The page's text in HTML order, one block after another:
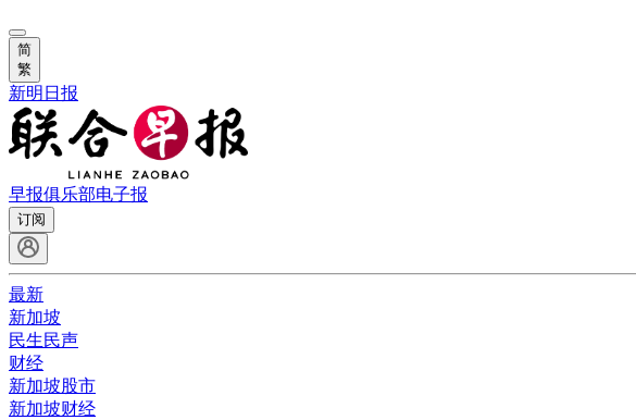
简
繁
新明日报
早报俱乐部电子报
订阅
最新
新加坡
民生民声
财经
新加坡股市
新加坡财经